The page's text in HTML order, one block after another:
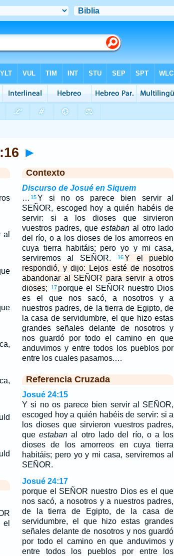
►
el
Contexto
Discurso de Josué en Siquem
… 15Y si no os parece bien servir al
SEÑOR, escoged hoy a quién habéis de
servir: si a los dioses que sirvieron
vuestros padres, que estabanal otro lado
del río, o a los dioses de los amorreos en
cuya tierra habitáis; pero yo y mi casa,
serviremos al SEÑOR.
16 Y el pueblo
respondió, y dijo: Lejos esté de nosotros
abandonar al SEÑOR para servir a otros
dioses;
17 porque el SEÑOR nuestro Dios
es el que nos sacó, a nosotros y a
nuestros padres, de la tierra de Egipto, de
la casa de servidumbre, el que hizo estas
grandes señales delante de nosotros y
nos guardó por todo el camino en que
anduvimos y entre todos los pueblos por
entre los cuales pasamos.…
Referencia Cruzada
Josué 24:15
Y si no os parece bien servir al SEÑOR,
escoged hoy a quién habéis de servir: si a
los dioses que sirvieron vuestros padres,
queestaban al otro lado del río, o a los
dioses de los amorreos en cuya tierra
habitáis; pero yo y mi casa, serviremos al
SEÑOR.
Josué 24:17
porque el SEÑOR nuestro Dios es el que
nos sacó, a nosotros y a nuestros padres,
de la tierra de Egipto, de la casa de
servidumbre, el que hizo estas grandes
señales delante de nosotros y nos guardó
por todo el camino en que anduvimos y
entre todos los pueblos por entre los